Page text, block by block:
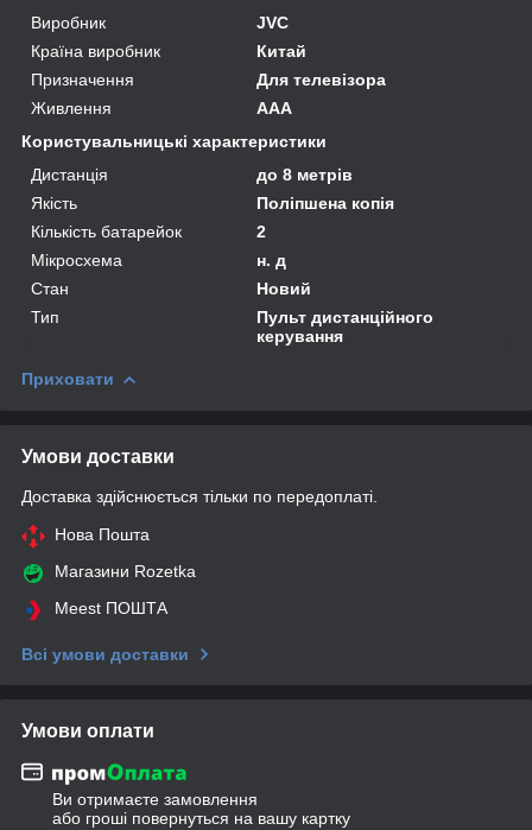
Виробник
JVC
Країна виробник
Китай
Призначення
Для телевізора
Живлення
AAA
Користувальницькі характеристики
Дистанція
до 8 метрів
Якість
Поліпшена копія
Кількість батарейок
2
Мікросхема
н. д
Стан
Новий
Тип
Пульт дистанційного
керування
Приховати
Умови доставки
Доставка здійснюється тільки по передоплаті.
Нова Пошта
Магазини Rozetka
Meest ПОШТА
Всі умови доставки
Умови оплати
Ви отримаєте замовлення
або гроші повернуться на вашу картку